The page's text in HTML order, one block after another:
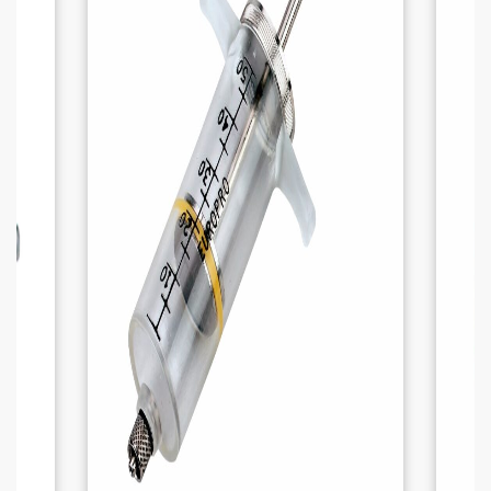
Diamètre du tuyau :3,2 cm
Longueur du tube gris :53 cm
Diamètre du tube gris :4,2 cm
25 litres
Grâce à ces dimensions, le Drencher offre
une grande capacité de liquide pour soutenir
la vache tout au long de son rétablissement.
AVANTAGES DU DRENCHER POUR VACHE
Traitement rapide des affections courantes
Le Drencher est efficace pour traiter divers
problèmes de santé, notamment :
Mammite :